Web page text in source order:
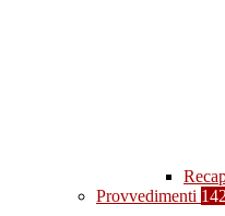
Provvedimenti 142